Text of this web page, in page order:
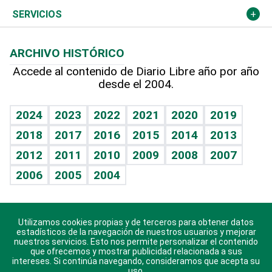
Resto del mundo
Economía personal
Podcast Arte Libre
Hablando con el pediatra
Vida y familia
Eñe
Celebrando la vida
Sin complejos
En pocas palabras
Escuchando al corazón
Economía Personal
Más deportes
Línea de hit
TBT Deportivo
Columnistas
Más firmas
Cambio climático
Opinión
Hecho en casa
Guía del dinero
SERVICIOS
Cumpleaños
Horóscopos
Crucigramas
ARCHIVO HISTÓRICO
Accede al contenido de Diario Libre año por año
desde el 2004.
2024 2023 2022 2021 2020
2019
2018
2017 2016 2015 2014
2013
2012
2011 2010 2009 2008
2007
2006
2005 2004
Descarga nuestras aplicaciones para Android, iOS y
sistema Huawei.
Utilizamos cookies propias y de terceros para obtener datos
estadísticos de la navegación de nuestros usuarios y mejorar
nuestros servicios. Esto nos permite personalizar el contenido
que ofrecemos y mostrar publicidad relacionada a sus
intereses. Si continúa navegando, consideramos que acepta su